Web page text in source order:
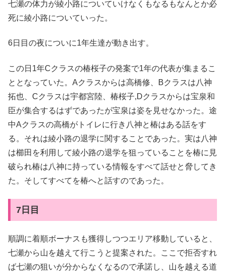
七瀬の体力が綾小路についていけなくもなるもなんとか必
死に綾小路についていった。
6日目の夜についに1年生達が動き出す。
この日1年Cクラスの椿桜子の発案で1年の代表が集まるこ
ととなっていた。Aクラスからは高橋修、Bクラスは八神
拓也、Cクラスは宇都宮陸、椿桜子,Dクラスからは宝泉和
臣が集合するはずであったが宝泉は姿を見せなかった。途
中Aクラスの高橋がトイレに行き八神と椿はある話をす
る。それは綾小路の退学に関することであった。実は八神
は櫛田を利用して綾小路の退学を狙っていることを椿に見
破られ椿は八神に持っている情報をすべて話せと脅してき
た。そしてすべてを椿へと話すのであった。
7日目
順調に着順ボーナスも獲得しつつエリア移動していると、
七瀬から山を越えて行こうと提案された。ここで拒否すれ
ば七瀬の狙いが分からなくなるので承諾し、山を越える道